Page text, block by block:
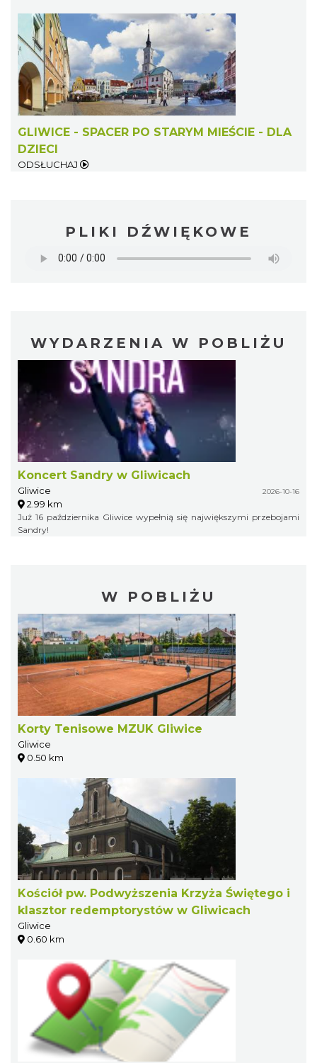
GLIWICE - SPACER PO STARYM MIEŚCIE - DLA
DZIECI
ODSŁUCHAJ
PLIKI DŹWIĘKOWE
WYDARZENIA W POBLIŻU
Koncert Sandry w Gliwicach
Gliwice 2026-10-16
2.99 km
Już 16 października Gliwice wypełnią się największymi przebojami
Sandry!
W POBLIŻU
Korty Tenisowe MZUK Gliwice
Gliwice
0.50 km
Kościół pw. Podwyższenia Krzyża Świętego i
klasztor redemptorystów w Gliwicach
Gliwice
0.60 km